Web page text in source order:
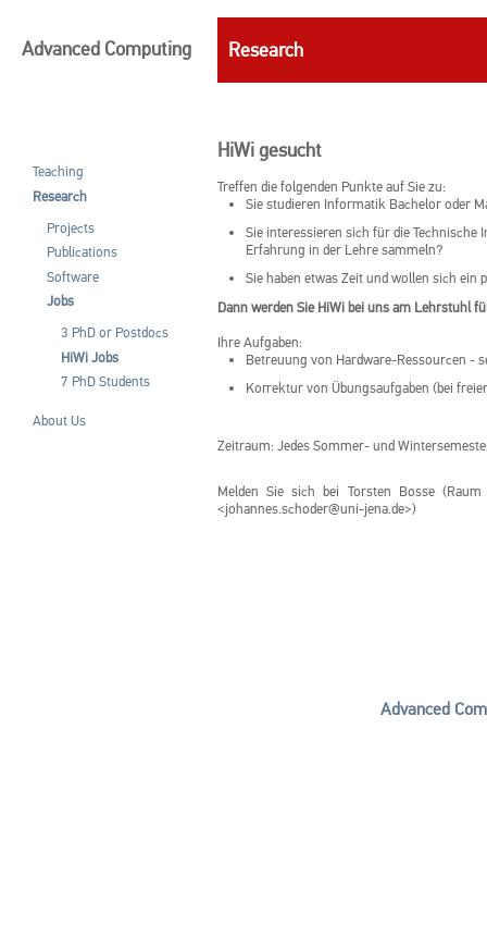
Advanced Computing Research
Teaching
Research
Projects
Publications
Software
Jobs
3 PhD or Postdocs
HiWi Jobs
7 PhD Students
About Us
HiWi gesucht
Treffen die folgenden Punkte auf Sie zu:
Sie studieren Informatik Bachelor oder
Sie interessieren sich für die
Erfahrung in der Lehre sammeln?
Sie haben etwas Zeit und wollen sich ein
Dann werden Sie HiWi bei uns am Lehrstuhl
Ihre Aufgaben:
Betreuung von Hardware-Ressourcen -
Korrektur von Übungsaufgaben (bei
Zeitraum: Jedes Sommer- und
Melden Sie sich bei Torsten Bosse
<johannes.schoder@uni-jena.de>)
Advanced